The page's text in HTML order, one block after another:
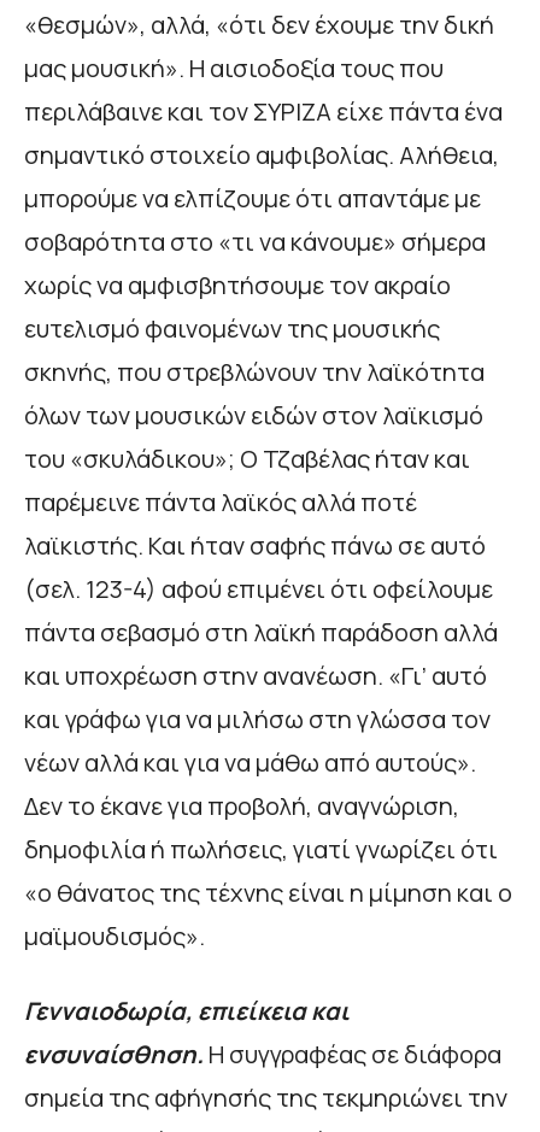
«θεσμών», αλλά, «ότι δεν έχουμε την δική
μας μουσική». Η αισιοδοξία τους που
περιλάβαινε και τον ΣΥΡΙΖΑ είχε πάντα ένα
σημαντικό στοιχείο αμφιβολίας. Αλήθεια,
μπορούμε να ελπίζουμε ότι απαντάμε με
σοβαρότητα στο «τι να κάνουμε» σήμερα
χωρίς να αμφισβητήσουμε τον ακραίο
ευτελισμό φαινομένων της μουσικής
σκηνής, που στρεβλώνουν την λαϊκότητα
όλων των μουσικών ειδών στον λαϊκισμό
του «σκυλάδικου»; Ο Τζαβέλας ήταν και
παρέμεινε πάντα λαϊκός αλλά ποτέ
λαϊκιστής. Και ήταν σαφής πάνω σε αυτό
(σελ. 123-4) αφού επιμένει ότι οφείλουμε
πάντα σεβασμό στη λαϊκή παράδοση αλλά
και υποχρέωση στην ανανέωση. «Γι’ αυτό
και γράφω για να μιλήσω στη γλώσσα τον
νέων αλλά και για να μάθω από αυτούς».
Δεν το έκανε για προβολή, αναγνώριση,
δημοφιλία ή πωλήσεις, γιατί γνωρίζει ότι
«ο θάνατος της τέχνης είναι η μίμηση και ο
μαϊμουδισμός».
Γενναιοδωρία, επιείκεια και
ενσυναίσθηση. Η συγγραφέας σε διάφορα
σημεία της αφήγησής της τεκμηριώνει την